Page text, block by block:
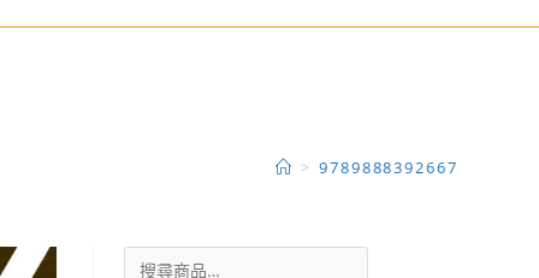
> 9789888392667